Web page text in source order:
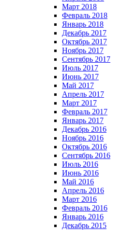
Март 2018
Февраль 2018
Январь 2018
Декабрь 2017
Октябрь 2017
Ноябрь 2017
Сентябрь 2017
Июль 2017
Июнь 2017
Май 2017
Апрель 2017
Март 2017
Февраль 2017
Январь 2017
Декабрь 2016
Ноябрь 2016
Октябрь 2016
Сентябрь 2016
Июль 2016
Июнь 2016
Май 2016
Апрель 2016
Март 2016
Февраль 2016
Январь 2016
Декабрь 2015